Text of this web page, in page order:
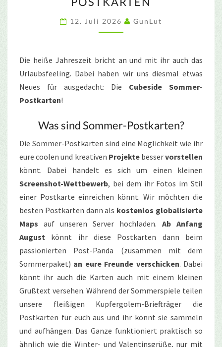
POSTKARTEN
12. Juli 2026 GunLut
Die heiße Jahreszeit bricht an und mit ihr auch das
Urlaubsfeeling. Dabei haben wir uns diesmal etwas
Neues für ausgedacht: Die Cubeside Sommer-
Postkarten!
Was sind Sommer-Postkarten?
Die Sommer-Postkarten sind eine Möglichkeit wie ihr
eure coolen und kreativen Projektebesservorstellen
könnt. Dabei handelt es sich um einen kleinen
Screenshot-Wettbewerb, bei dem ihr Fotos im Stil
einer Postkarte einreichen könnt. Wir möchten die
besten Postkarten dann als kostenlos globalisierte
Maps auf unseren Server hochladen. Ab Anfang
August könnt ihr diese Postkarten dann beim
passionierten Post-Panda (zusammen mit dem
Sommerpaket) an eure Freunde verschicken. Dabei
könnt ihr auch die Karten auch mit einem kleinen
Grußtext versehen. Während der Sommerspiele teilen
unsere fleißigen Kupfergolem-Briefträger die
Postkarten für euch aus und ihr könnt sie sammeln
und aufhängen. Das Ganze funktioniert praktisch so
ähnlich wie die Winter- und Valentinsgrüße, nur mit